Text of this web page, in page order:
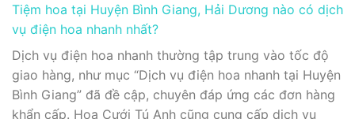
Tiệm hoa tại Huyện Bình Giang, Hải Dương nào có dịch
vụ điện hoa nhanh nhất?
Dịch vụ điện hoa nhanh thường tập trung vào tốc độ
giao hàng, như mục “Dịch vụ điện hoa nhanh tại Huyện
Bình Giang” đã đề cập, chuyên đáp ứng các đơn hàng
khẩn cấp. Hoa Cưới Tú Anh cũng cung cấp dịch vụ